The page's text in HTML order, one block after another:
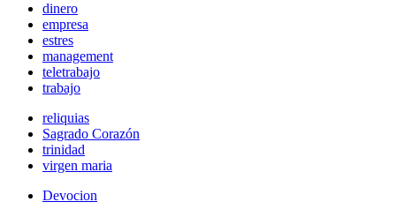
dinero
empresa
estres
management
teletrabajo
trabajo
reliquias
Sagrado Corazón
trinidad
virgen maria
Devocion